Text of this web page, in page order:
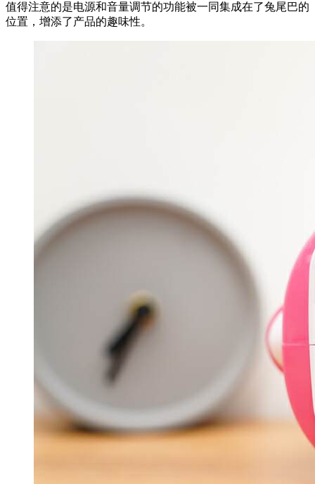
值得注意的是电源和音量调节的功能被一同集成在了兔尾巴的
位置，增添了产品的趣味性。